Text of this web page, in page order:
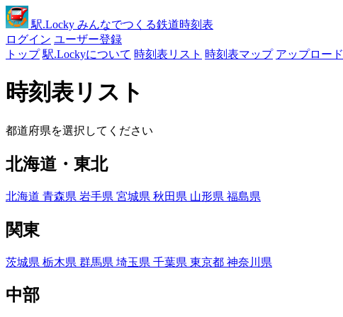
駅.Locky みんなでつくる鉄道時刻表
ログイン ユーザー登録
トップ 駅.Lockyについて 時刻表リスト 時刻表マップ アップロード
時刻表リスト
都道府県を選択してください
北海道・東北
北海道 青森県 岩手県 宮城県 秋田県 山形県 福島県
関東
茨城県 栃木県 群馬県 埼玉県 千葉県 東京都 神奈川県
中部